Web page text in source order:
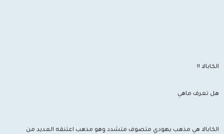
الكابالا !!
هل تعرف ماهي
الكابالا هي مذهب يهودي متصوف متشدد وهو مذهب اعتنقه العديد من